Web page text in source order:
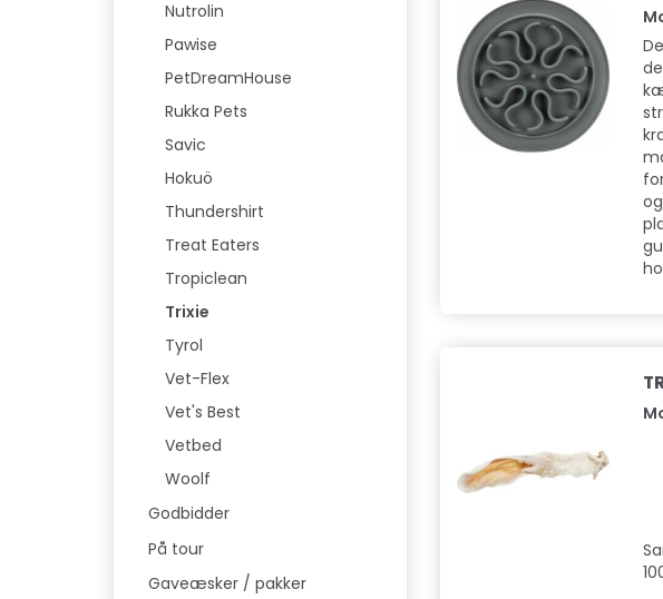
Nutrolin
Pawise
PetDreamHouse
Rukka Pets
Savic
Hokuö
Thundershirt
Treat Eaters
Tropiclean
Trixie
Tyrol
Vet-Flex
Vet's Best
Vetbed
Woolf
Godbidder
På tour
Gaveæsker / pakker